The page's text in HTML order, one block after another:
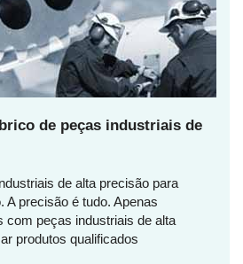
de peças industriais de
de alta precisão para
A precisão é tudo. Apenas
com peças industriais de alta
produtos qualificados